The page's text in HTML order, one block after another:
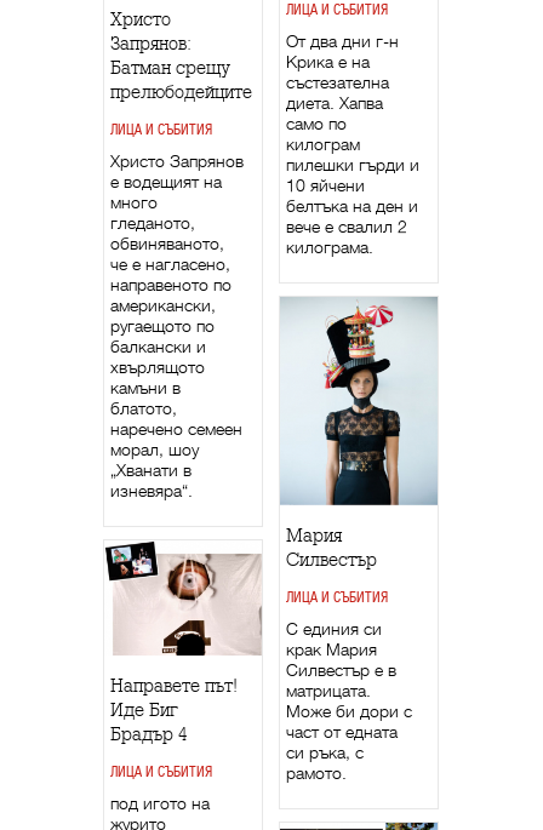
Христо
Запрянов:
Батман срещу
прелюбодейците
ЛИЦА И СЪБИТИЯ
Христо Запрянов
е водещият на
много
гледаното,
обвиняваното,
че е нагласено,
направеното по
американски,
ругаещото по
балкански и
хвърлящото
камъни в
блатото,
наречено семеен
морал, шоу
„Хванати в
изневяра“.
ЛИЦА И СЪБИТИЯ
От два дни г-н
Крика е на
състезателна
диета. Хапва
само по
килограм
пилешки гърди и
10 яйчени
белтъка на ден и
вече е свалил 2
килограма.
Мария
Силвестър
ЛИЦА И СЪБИТИЯ
С единия си
крак Мария
Силвестър е в
матрицата.
Може би дори с
част от едната
си ръка, с
рамото.
Направете път!
Иде Биг
Брадър 4
ЛИЦА И СЪБИТИЯ
под игото на
журито